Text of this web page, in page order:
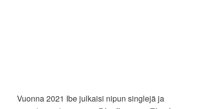
Vuonna 2021 Ibe julkaisi nipun singlejä ja